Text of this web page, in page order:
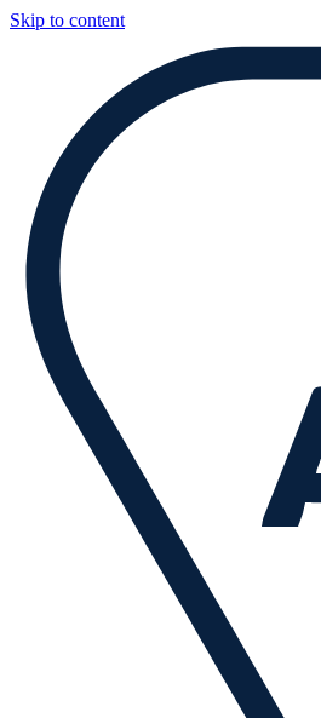
Skip to content